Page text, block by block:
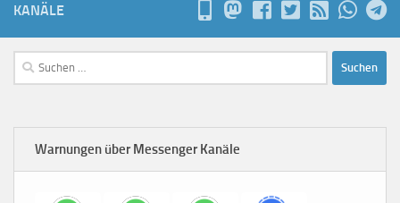
KANÄLE
Suchen
nach:
Warnungen über Messenger Kanäle